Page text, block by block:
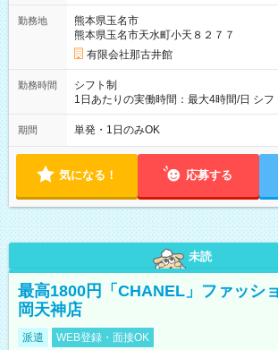
勤務地
熊本県玉名市
熊本県玉名市天水町小天８２７７
有限会社那古井館
勤務時間
シフト制
1日あたりの実働時間：最大4時間/日 シ
します。
期間 単発・1日のみOK
気になる！ 応募する
未読
最高1800円「CHANEL」ファッ
岡天神店
派遣 WEB登録・面接OK